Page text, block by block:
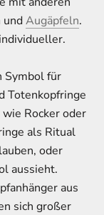
undAugäpfeln.
Symbol für
Totenkopfringe
Rocker oder
als Ritual
oder
aussieht.
aus
sich großer